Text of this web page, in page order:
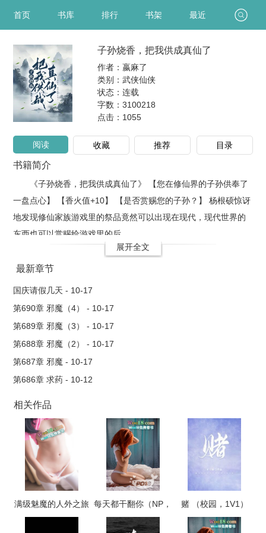
首页 书库 排行 书架 最近
子孙烧香，把我供成真仙了
作者：嬴麻了
类别：武侠仙侠
状态：连载
字数：3100218
点击： 1055
阅读 收藏 推荐 目录
书籍简介
《子孙烧香，把我供成真仙了》 【您在修仙界的子孙供奉了
一盘点心】 【香火值+10】 【是否赏赐您的子孙？】 杨根硕惊讶
地发现修仙家族游戏里的祭品竟然可以出现在现代，现代世界的
东西也可以赏赐给游戏里的后..
展开全文
最新章节
国庆请假几天 - 10-17
第690章 邪魔（4） - 10-17
第689章 邪魔（3） - 10-17
第688章 邪魔（2） - 10-17
第687章 邪魔 - 10-17
第686章 求药 - 10-12
相关作品
满级魅魔的人外之旅 每天都干翻你（NP，
高H）
赌 （校园，1V1）